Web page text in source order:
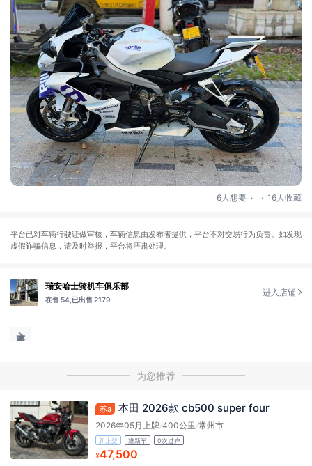
6人想要 . . 16人收藏
平台已对车辆行驶证做审核，车辆信息由发布者提供，平台不对交易行为负责。如发现
虚假诈骗信息，请及时举报，平台将严肃处理。
瑞安哈士骑机车俱乐部
在售 54, 已出售 2179
进入店铺
为您推荐
苏a 本田 2026款 cb500 super four
2026年05月上牌/400公里 /常州市
新上架 准新车 0次过户
¥47,500